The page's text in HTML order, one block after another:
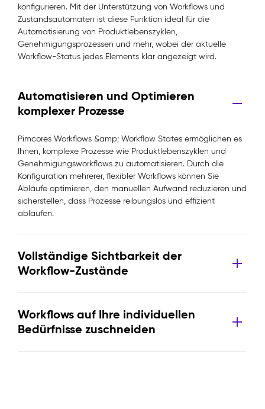
konfigurieren. Mit der Unterstützung von Workflows und
Zustandsautomaten ist diese Funktion ideal für die
Automatisierung von Produktlebenszyklen,
Genehmigungsprozessen und mehr, wobei der aktuelle
Workflow-Status jedes Elements klar angezeigt wird.
Automatisieren und Optimieren
komplexer Prozesse
Pimcores Workflows &amp; Workflow States ermöglichen es
Ihnen, komplexe Prozesse wie Produktlebenszyklen und
Genehmigungsworkflows zu automatisieren. Durch die
Konfiguration mehrerer, flexibler Workflows können Sie
Abläufe optimieren, den manuellen Aufwand reduzieren und
sicherstellen, dass Prozesse reibungslos und effizient
ablaufen.
Vollständige Sichtbarkeit der
Workflow-Zustände
Workflows auf Ihre individuellen
Bedürfnisse zuschneiden